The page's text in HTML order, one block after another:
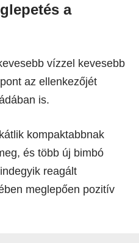
a
vízzel kevesebb
az ellenkezőjét
is.
kompaktabbnak
és több új bimbó
reagált
meglepően pozitív